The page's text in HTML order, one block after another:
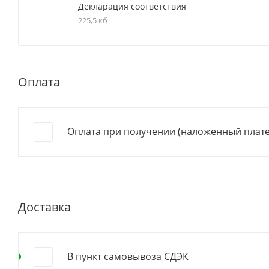
Декларация соответствия
225,5 кб
Оплата
Оплата при получении (наложенный
Доставка
В пункт самовывоза СДЭК